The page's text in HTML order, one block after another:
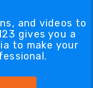
and videos to
gives you a
to make your